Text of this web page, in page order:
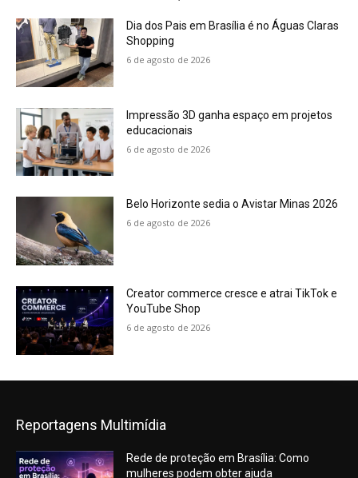
Dia dos Pais em Brasília é no Águas Claras
Shopping
6 de agosto de 2026
Impressão 3D ganha espaço em projetos
educacionais
6 de agosto de 2026
Belo Horizonte sedia o Avistar Minas 2026
6 de agosto de 2026
Creator commerce cresce e atrai TikTok e
YouTube Shop
6 de agosto de 2026
Reportagens Multimídia
Rede de proteção em Brasília: Como
mulheres podem obter ajuda